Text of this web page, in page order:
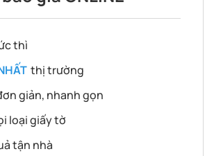
thì
thị trường
giản, nhanh gọn
loại giấy tờ
tận nhà